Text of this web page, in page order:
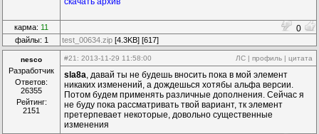
     Width=221
     Height=135
     Columns=
#1:1|1:2|1:3|
    }
Add(Splitter,16079114,294,154)
    {
     Left=2
     Top=137
     Width=221
     Height=13
     Align=2
    }
карма: 11 0
файлы: 1 test_00634.zip [4.3KB] [617]
nesco
Разработчик
Ответов:
26355
Рейтинг:
2151
#21 : 2013-11-29 11:58:00 ЛС | профиль | цитата
sla8a, давай ты не будешь вносить пока в мой элемент
никаких изменений, а дождешься хотябы альфа версии.
Потом будем применять различные дополнения. Сейчас я
не буду пока рассматривать твой вариант, тк элемент
претерпевает некоторые, довольно существенные
изменения